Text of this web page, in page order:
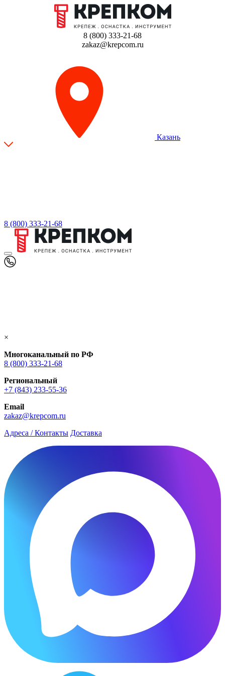
8 (800) 333-21-68
zakaz@krepcom.ru
Казань
8 (800) 333-21-68
×
Многоканальный по РФ
8 (800) 333‑21-68
Региональный
+7 (843) 233-55-36
Email
zakaz@krepcom.ru
Адреса / Контакты Доставка